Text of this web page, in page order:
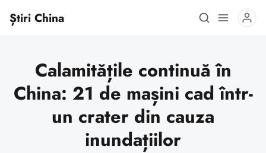
Știri China
Calamitățile continuă în
China: 21 de mașini cad într-
un crater din cauza
inundațiilor